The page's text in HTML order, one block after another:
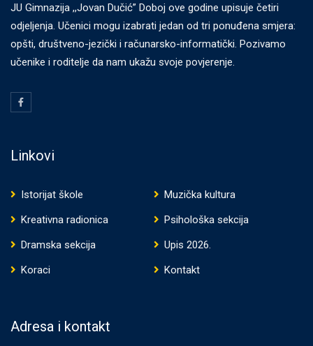
JU Gimnazija ,,Jovan Dučić” Doboj ove godine upisuje četiri
odjeljenja. Učenici mogu izabrati jedan od tri ponuđena smjera:
opšti, društveno-jezički i računarsko-informatički. Pozivamo
učenike i roditelje da nam ukažu svoje povjerenje.
Linkovi
Istorijat škole
Muzička kultura
Kreativna radionica
Psihološka sekcija
Dramska sekcija
Upis 2026.
Koraci
Kontakt
Adresa i kontakt